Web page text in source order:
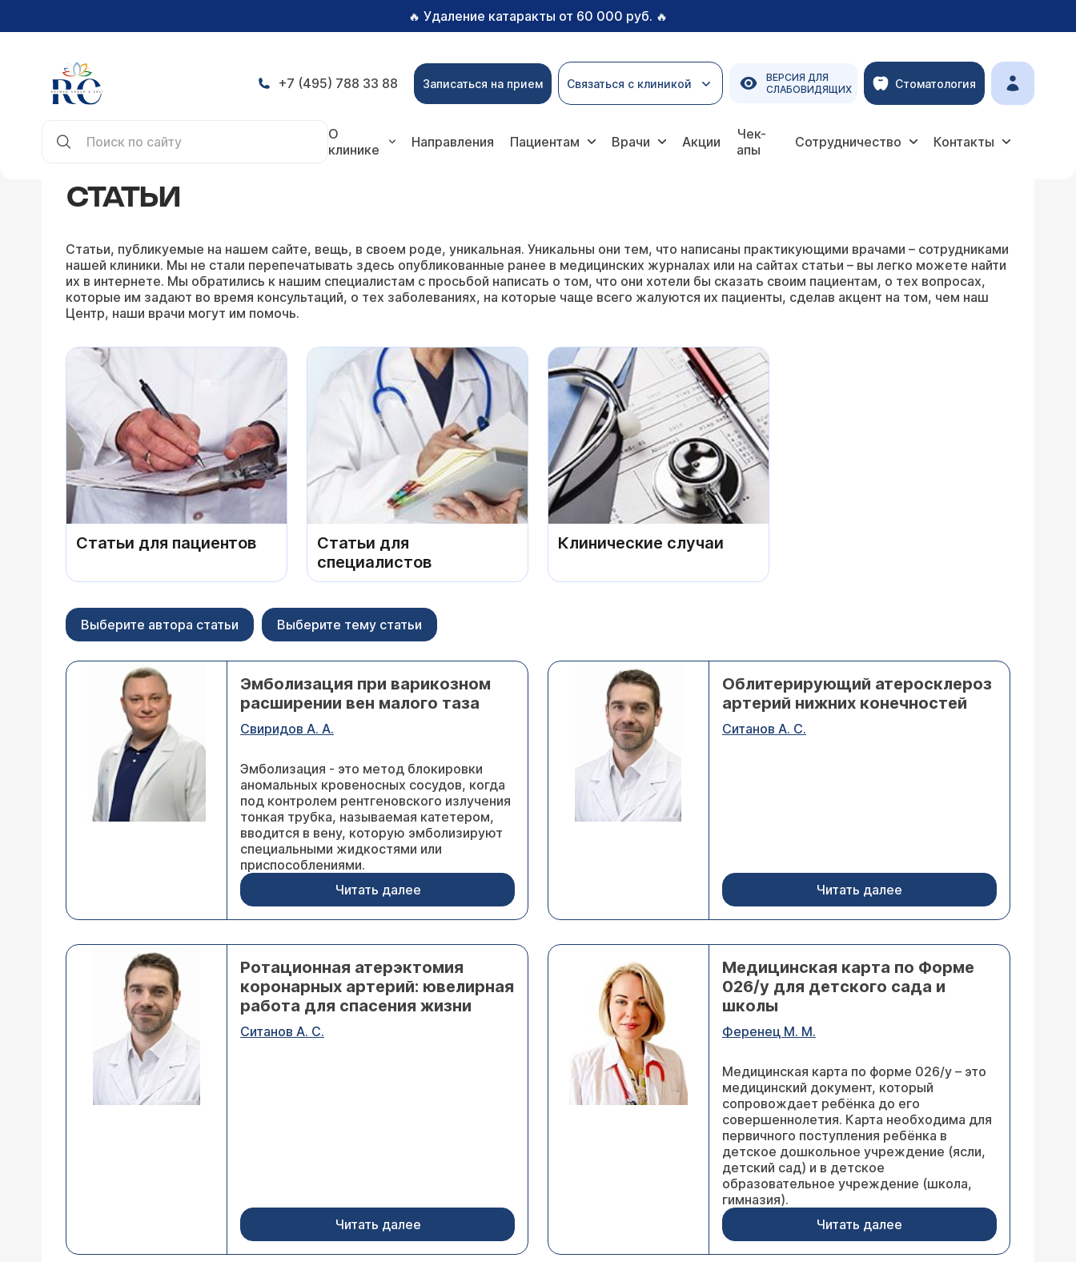
🔥 Удаление катаракты от 60 000 руб. 🔥
+7 (495) 788 33 88 Записаться на прием Связаться с клиникой
ВЕРСИЯ ДЛЯ
СЛАБОВИДЯЩИХ
Стоматология
О
клинике
Направления Пациентам Врачи Акции
Чек-
апы
Сотрудничество Контакты
СТАТЬИ
Статьи, публикуемые на нашем сайте, вещь, в своем роде, уникальная. Уникальны они тем, что написаны практикующими врачами – сотрудниками
нашей клиники. Мы не стали перепечатывать здесь опубликованные ранее в медицинских журналах или на сайтах статьи – вы легко можете найти
их в интернете. Мы обратились к нашим специалистам с просьбой написать о том, что они хотели бы сказать своим пациентам, о тех вопросах,
которые им задают во время консультаций, о тех заболеваниях, на которые чаще всего жалуются их пациенты, сделав акцент на том, чем наш
Центр, наши врачи могут им помочь.
Статьи для пациентов
Статьи для
специалистов
Клинические случаи
Выберите автора статьи Выберите тему статьи
Эмболизация при варикозном
расширении вен малого таза
Свиридов А. А.
Эмболизация - это метод блокировки
аномальных кровеносных сосудов, когда
под контролем рентгеновского излучения
тонкая трубка, называемая катетером,
вводится в вену, которую эмболизируют
специальными жидкостями или
приспособлениями.
Читать далее
Облитерирующий атеросклероз
артерий нижних конечностей
Ситанов А. С.
Читать далее
Ротационная атерэктомия
коронарных артерий: ювелирная
работа для спасения жизни
Ситанов А. С.
Читать далее
Медицинская карта по Форме
026/у для детского сада и
школы
Ференец М. М.
Медицинская карта по форме 026/у – это
медицинский документ, который
сопровождает ребёнка до его
совершеннолетия. Карта необходима для
первичного поступления ребёнка в
детское дошкольное учреждение (ясли,
детский сад) и в детское
образовательное учреждение (школа,
гимназия).
Читать далее